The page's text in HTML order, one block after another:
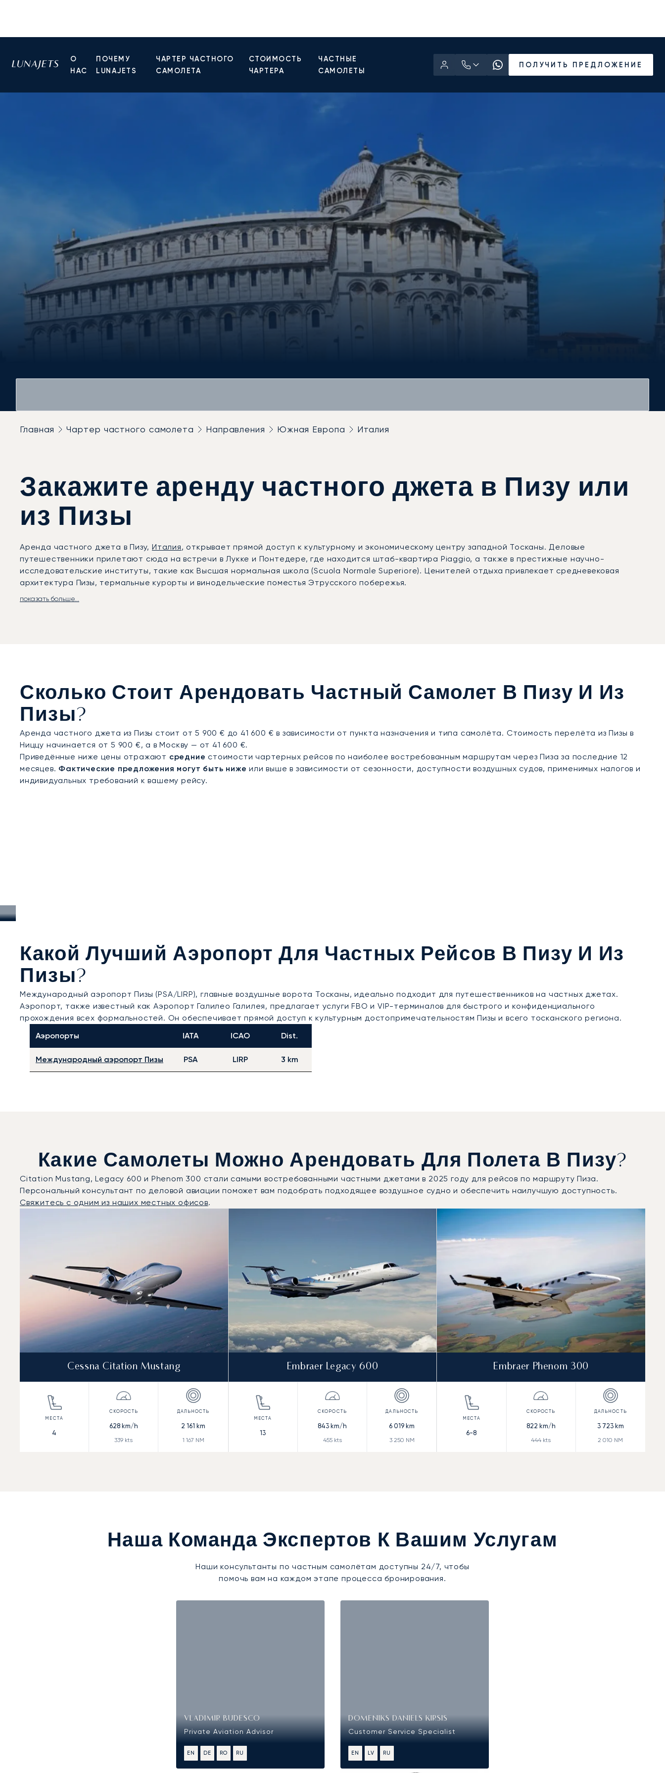
О
НАС
ПОЧЕМУ
LUNAJETS
ЧАРТЕР ЧАСТНОГО
САМОЛЕТА
СТОИМОСТЬ
ЧАРТЕРА
ЧАСТНЫЕ
САМОЛЕТЫ
ПОЛУЧИТЬ ПРЕДЛОЖЕНИЕ
Главная Чартер частного самолета Направления Южная Европа Италия
Закажите аренду частного джета в Пизу или
из Пизы
Аренда частного джета в Пизу,Италия, открывает прямой доступ к культурному и экономическому центру западной Тосканы. Деловые
путешественники прилетают сюда на встречи в Лукке и Понтедере, где находится штаб-квартира Piaggio, а также в престижные научно-
исследовательские институты, такие как Высшая нормальная школа (Scuola Normale Superiore). Ценителей отдыха привлекает средневековая
архитектура Пизы, термальные курорты и винодельческие поместья Этрусского побережья.
LunaJets организует частные перелёты в Международный аэропорт Пизы (PSA), где эксклюзивные лаунжи и ускоренное прохождение
поместья, обеспечивать конфиденциальное прибытие на культурные мероприятия и гарантировать доступ к прибрежным курортам, таким как
Форте-дей-Марми, даже в разгар летнего сезона.
показать больше...
Сколько Стоит Арендовать Частный Самолет В Пизу И Из
Пизы?
Аренда частного джета из Пизы стоит от 5 900 € до 41 600 € в зависимости от пункта назначения и типа самолёта. Стоимость перелёта из Пизы в
Ниццу начинается от 5 900 €, а в Москву — от 41 600 €.
Приведённые ниже цены отражают средние стоимости чартерных рейсов по наиболее востребованным маршрутам через Пиза за последние 12
месяцев. Фактические предложения могут быть ниже или выше в зависимости от сезонности, доступности воздушных судов, применимых налогов и
индивидуальных требований к вашему рейсу.
Какой Лучший Аэропорт Для Частных Рейсов В Пизу И Из
Пизы?
Международный аэропорт Пизы (PSA/LIRP), главные воздушные ворота Тосканы, идеально подходит для путешественников на частных джетах.
Аэропорт, также известный как Аэропорт Галилео Галилея, предлагает услуги FBO и VIP-терминалов для быстрого и конфиденциального
прохождения всех формальностей. Он обеспечивает прямой доступ к культурным достопримечательностям Пизы и всего тосканского региона.
Аэропорты
IATA ICAO Dist.
Международный аэропорт Пизы PSA LIRP 3 km
Какие Самолеты Можно Арендовать Для Полета В Пизу?
Citation Mustang, Legacy 600 и Phenom 300 стали самыми востребованными частными джетами в 2025 году для рейсов по маршруту Пиза.
Персональный консультант по деловой авиации поможет вам подобрать подходящее воздушное судно и обеспечить наилучшую доступность.
Свяжитесь с одним из наших местных офисов.
Cessna Citation Mustang
4
628km/h
339 kts
2 161 km
1 167 NM
Embraer Legacy 600
13
843 km/h
455kts
6 019 km
3 250 NM
Embraer Phenom 300
6-8
822 km/h
444 kts
3 723km
2 010 NM
Наша Команда Экспертов К Вашим Услугам
Наши консультанты по частным самолётам доступны 24/7, чтобы
помочь вам на каждом этапе процесса бронирования.
VLADIMIR BUDESCO
Private Aviation Advisor
EN DE RO RU
DOMENIKS DANIELS KIRSIS
Customer Service Specialist
EN LV RU